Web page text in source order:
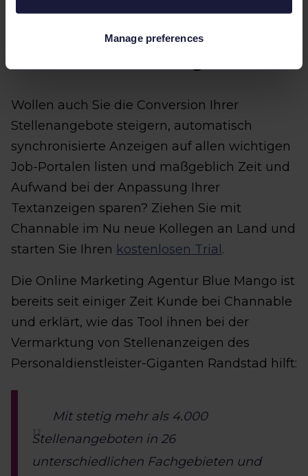
Manage preferences
Wollen auch Sie die Conversion Ihrer
Stellenangebote steigern, automatisch
synchronisierte Anzeigen auf allen wichtigen
Job-Portalen listen und maßgeblich Zeit und
Aufwand bei der Anpassung Ihrer
Textanzeigen sparen? Ziehen Sie mit
Channable im Nu neue Kollegen an Land und
starten Sie Ihren kostenlosen Trial.
Die Online Marketing Agentur Blue Mango ist
bereits seit einiger Zeit Kunde bei Channable
und erklärt, wie das Tool ihnen bei der
Vermarktung von Stellenanzeigen des
Personaldienstleister-Giganten Randstad hilft:
Mit stetig mehr als 4.000
Stellenangeboten in 26
unterschiedlichen Fachgebieten und